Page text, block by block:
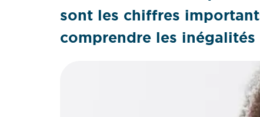
sont les chiffres
comprendre les